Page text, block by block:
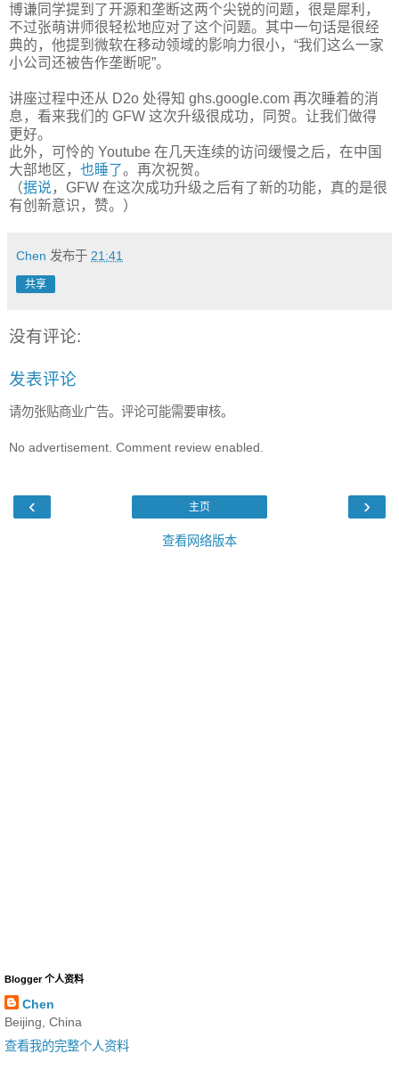
博谦同学提到了开源和垄断这两个尖锐的问题，很是犀利，
不过张萌讲师很轻松地应对了这个问题。其中一句话是很经
典的，他提到微软在移动领域的影响力很小，“我们这么一家
小公司还被告作垄断呢”。
讲座过程中还从 D2o 处得知 ghs.google.com 再次睡着的消
息，看来我们的 GFW 这次升级很成功，同贺。让我们做得
更好。
此外，可怜的 Youtube 在几天连续的访问缓慢之后，在中国
大部地区， 也睡了。再次祝贺。
（据说，GFW 在这次成功升级之后有了新的功能，真的是很
有创新意识，赞。）
Chen 发布于 21:41
共享
没有评论:
发表评论
请勿张贴商业广告。评论可能需要审核。
No advertisement. Comment review enabled.
‹ ›
主页
查看网络版本
Blogger 个人资料
Chen
Beijing, China
查看我的完整个人资料